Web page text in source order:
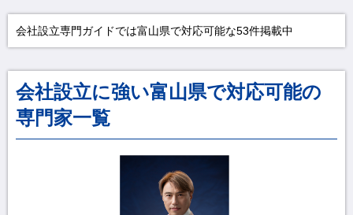
会社設立専門ガイドでは富山県で対応可能な53件掲載中
会社設立に強い富山県で対応可能の
専門家一覧